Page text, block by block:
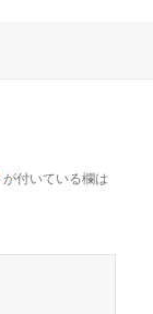
が付いている欄は